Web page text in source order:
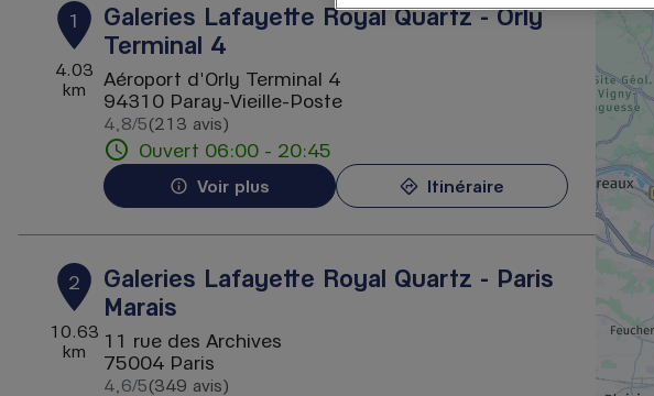
1
4.03
km
Galeries Lafayette Royal Quartz - Orly
Terminal 4
Aéroport d'Orly Terminal 4
94310 Paray-Vieille-Poste
4,8/5 Note de 4.8 sur 5
(213 avis)
Ouvert 06:00 - 20:45
Voir plus Itinéraire
2
10.63
km
Galeries Lafayette Royal Quartz - Paris
Marais
11 rue des Archives
75004 Paris
4,6/5 Note de 4.6 sur 5
(349 avis)